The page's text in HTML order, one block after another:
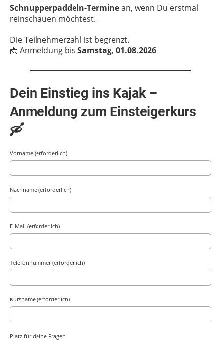
Schnupperpaddeln-Terminean, wenn Du erstmal
reinschauen möchtest.
Die Teilnehmerzahl ist begrenzt.
📩 Anmeldung bis Samstag, 01.08.2026
Dein Einstieg ins Kajak –
Anmeldung zum Einsteigerkurs
🛶
Vorname (erforderlich)
Nachname (erforderlich)
E-Mail (erforderlich)
Telefonnummer (erforderlich)
Kursname (erforderlich)
Platz für deine Fragen